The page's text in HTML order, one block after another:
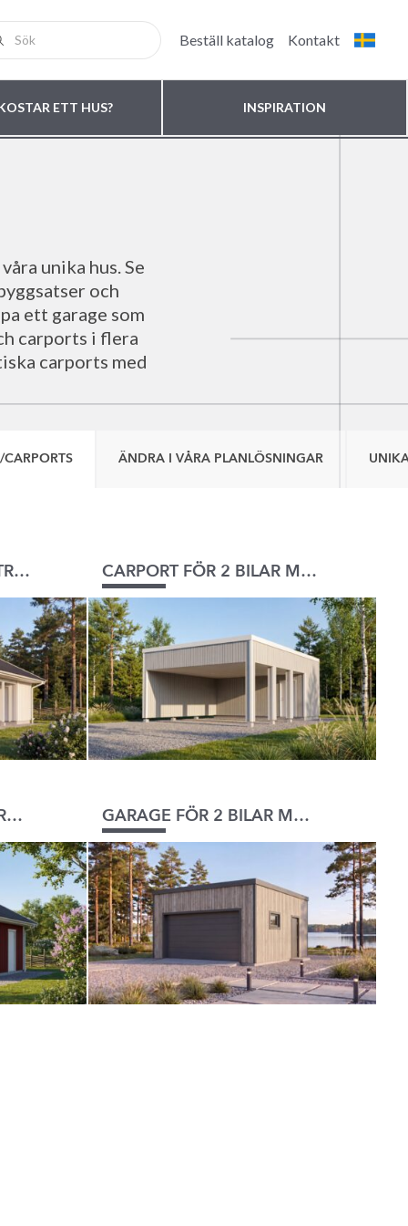
Beställ katalog Kontakt
ETT HUS? INSPIRATION
unika hus. Se
och
ett garage som
carports i flera
carports med
ÄNDRA I VÅRA PLANLÖSNINGAR
CARPORT FÖR 2 BILAR TRADITIONELL CARPORT FÖR 2 BILAR MODERN
GARAGE FÖR 2 BILAR TRADITIONELL GARAGE FÖR 2 BILAR MODERNT